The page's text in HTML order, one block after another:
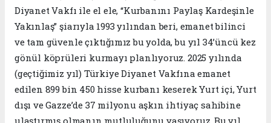
Diyanet Vakfı ile el ele, “Kurbanını Paylaş Kardeşinle
Yakınlaş” şiarıyla 1993 yılından beri, emanet bilinci
ve tam güvenle çıktığımız bu yolda, bu yıl 34’üncü kez
gönül köprüleri kurmayı planlıyoruz. 2025 yılında
(geçtiğimiz yıl) Türkiye Diyanet Vakfına emanet
edilen 899 bin 450 hisse kurbanı keserek Yurt içi, Yurt
dışı ve Gazze’de 37 milyonu aşkın ihtiyaç sahibine